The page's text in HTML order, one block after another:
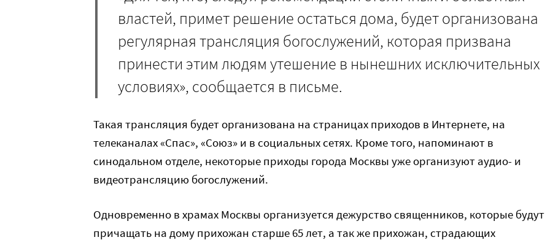
властей, примет решение остаться дома, будет организована
регулярная трансляция богослужений, которая призвана
принести этим людям утешение в нынешних исключительных
условиях», сообщается в письме.
Такая трансляция будет организована на страницах приходов в Интернете, на
телеканалах «Спас», «Союз» и в социальных сетях. Кроме того, напоминают в
синодальном отделе, некоторые приходы города Москвы уже организуют аудио- и
видеотрансляцию богослужений.
Одновременно в храмах Москвы организуется дежурство священников, которые будут
причащать на дому прихожан старше 65 лет, а так же прихожан, страдающих